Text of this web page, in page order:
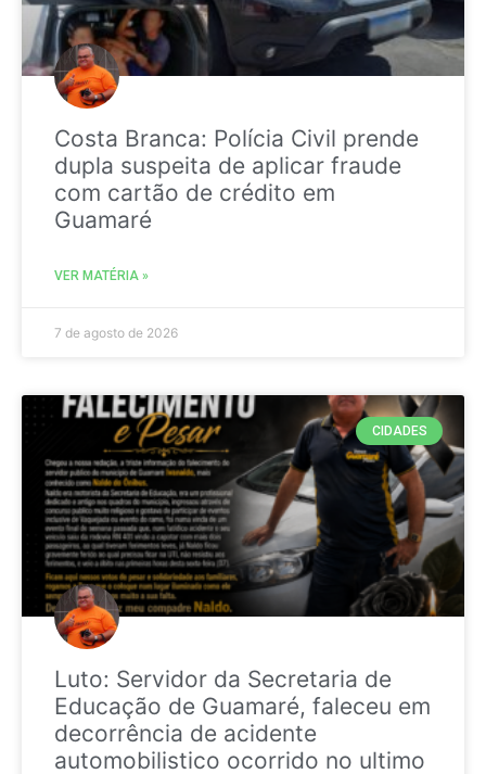
Costa Branca: Polícia Civil prende
dupla suspeita de aplicar fraude
com cartão de crédito em
Guamaré
VER MATÉRIA »
7 de agosto de 2026
CIDADES
Luto: Servidor da Secretaria de
Educação de Guamaré, faleceu em
decorrência de acidente
automobilistico ocorrido no ultimo